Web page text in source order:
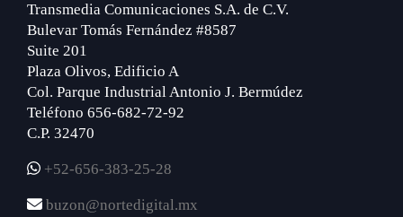
Transmedia Comunicaciones S.A. de C.V.
Bulevar Tomás Fernández #8587
Suite 201
Plaza Olivos, Edificio A
Col. Parque Industrial Antonio J. Bermúdez
Teléfono 656-682-72-92
C.P. 32470
+52-656-383-25-28
buzon@nortedigital.mx